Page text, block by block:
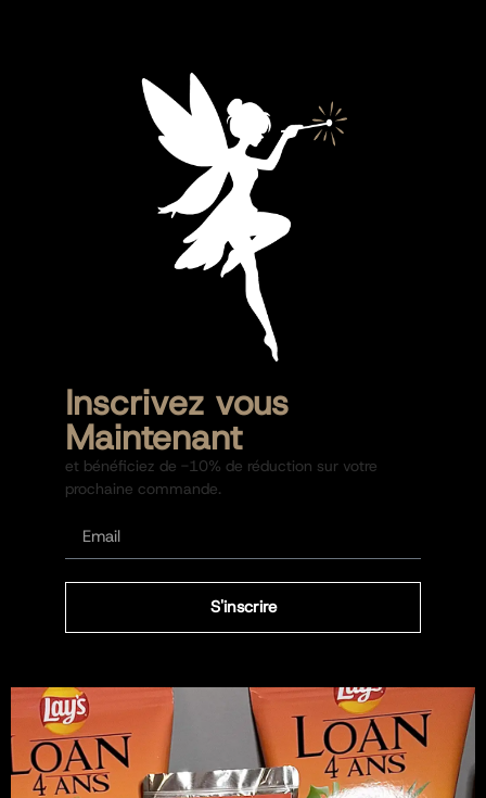
Inscrivez vous
Maintenant
et bénéficiez de -10% de réduction sur votre
prochaine commande.
S'inscrire